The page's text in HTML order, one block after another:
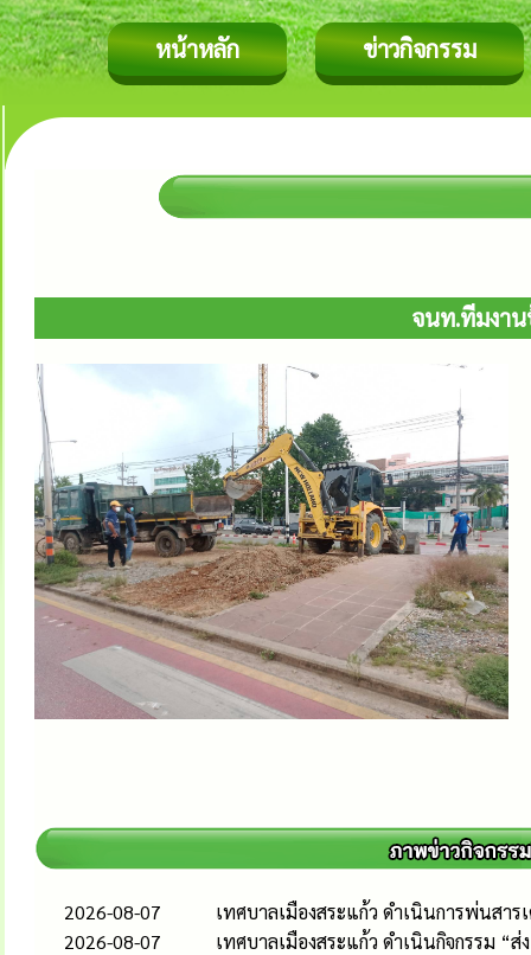
หน้าหลัก ข่าวกิจกรรม
จนท.ทีมงา
2026-08-07
เทศบาลเมืองสระแก้ว ดำเนินการพ่นสา
2026-08-07
เทศบาลเมืองสระแก้ว ดำเนินกิจกรรม “